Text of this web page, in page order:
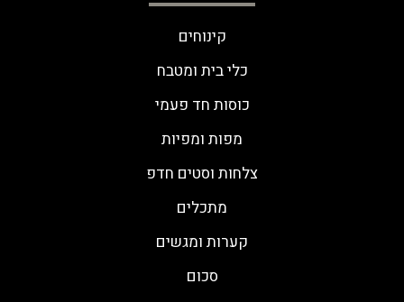
קינוחים
כלי בית ומטבח
כוסות חד פעמי
מפות ומפיות
צלחות וסטים חדפ
מתכלים
קערות ומגשים
סכום